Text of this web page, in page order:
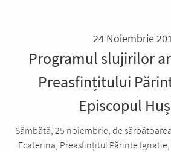
24 Noiembrie
Programul slujirilor
Preasfințitului
Episcopul
Sâmbătă, 25 noiembrie, de
Ecaterina, Preasfințitul Părinte